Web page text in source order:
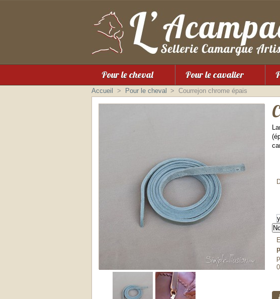
Pour le cheval Pour le cavalier
Accueil > Pour le cheval > Courrejon chrome épais